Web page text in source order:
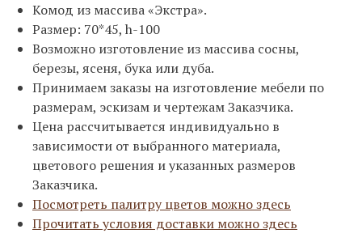
Комод из массива «Экстра».
Размер: 70*45, h-100
Возможно изготовление из массива сосны,
березы, ясеня, бука или дуба.
Принимаем заказы на изготовление мебели по
размерам, эскизам и чертежам Заказчика.
Цена рассчитывается индивидуально в
зависимости от выбранного материала,
цветового решения и указанных размеров
Заказчика.
Посмотреть палитру цветов можно здесь
Прочитать условия доставки можно здесь